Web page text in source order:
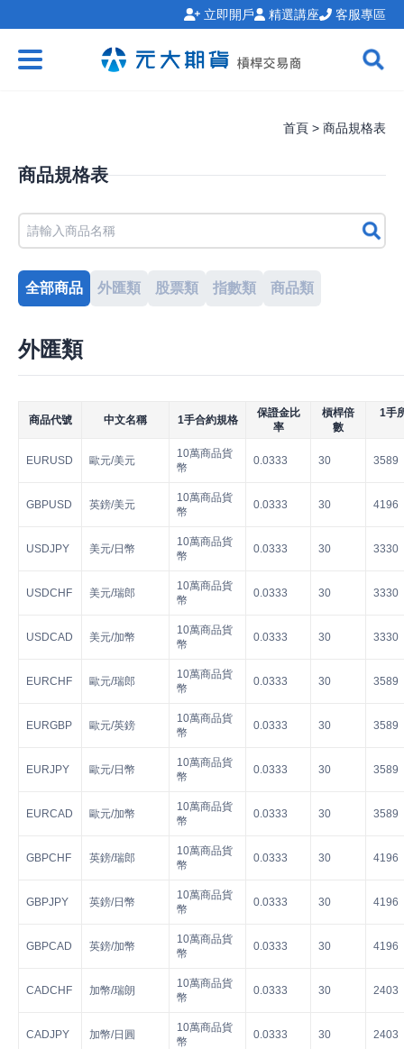
立即開戶 精選講座 客服專區
首頁 > 商品規格表
商品規格表
全部商品 外匯類 股票類 指數類 商品類
外匯類
商品代號 中文名稱 1手合約規格
保證金比
率
槓桿倍
數
1手
EURUSD 歐元/美元
10萬商品貨
幣
0.0333 30 3589
GBPUSD 英鎊/美元
10萬商品貨
幣
0.0333 30 4196
USDJPY 美元/日幣
10萬商品貨
幣
0.0333 30 3330
USDCHF 美元/瑞郎
10萬商品貨
幣
0.0333 30 3330
USDCAD 美元/加幣
10萬商品貨
幣
0.0333 30 3330
EURCHF 歐元/瑞郎
10萬商品貨
幣
0.0333 30 3589
EURGBP 歐元/英鎊
10萬商品貨
幣
0.0333 30 3589
EURJPY 歐元/日幣
10萬商品貨
幣
0.0333 30 3589
EURCAD 歐元/加幣
10萬商品貨
幣
0.0333 30 3589
GBPCHF 英鎊/瑞郎
10萬商品貨
幣
0.0333 30 4196
GBPJPY 英鎊/日幣
10萬商品貨
幣
0.0333 30 4196
GBPCAD 英鎊/加幣
10萬商品貨
幣
0.0333 30 4196
CADCHF 加幣/瑞朗
10萬商品貨
幣
0.0333 30 2403
CADJPY 加幣/日圓
10萬商品貨
幣
0.0333 30 2403